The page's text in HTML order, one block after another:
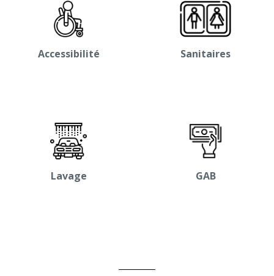
Accessibilité Sanitaires
Lavage GAB